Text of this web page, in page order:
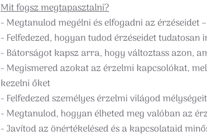
Mit fogsz megtapasztalni?
- Megtanulod megélni és elfogadni az érzéseidet
- Felfedezed, hogyan tudod érzéseidet
- Bátorságot kapsz arra, hogy változtass azon,
- Megismered azokat az érzelmi kapcsolókat,
kezelni őket
- Felfedezed személyes érzelmi világod
- Megtanulod, hogyan élheted meg valóban az
- Javítod az önértékelésed és a kapcsolataid